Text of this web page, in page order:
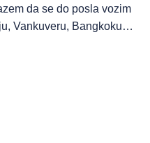
da se do posla vozim
Vankuveru, Bangkoku…